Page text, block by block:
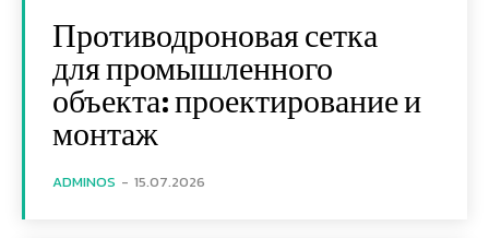
Противодроновая сетка
для промышленного
объекта: проектирование и
монтаж
ADMINOS - 15.07.2026